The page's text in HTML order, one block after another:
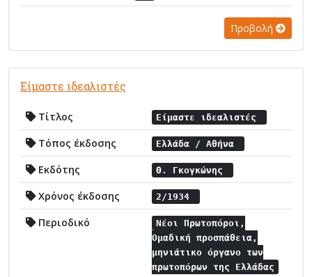
Προβολή
Είμαστε ιδεαλιστές
Τίτλος Είμαστε ιδεαλιστές
Τόπος έκδοσης Ελλάδα / Αθήνα
Εκδότης Θ. Γκογκώνης
Χρόνος έκδοσης 2/1934
Περιοδικό
Νέοι Πρωτοπόροι,
Ομαδική προσπάθεια,
μηνιάτικο όργανο των
πρωτοπόρων της Ελλάδας